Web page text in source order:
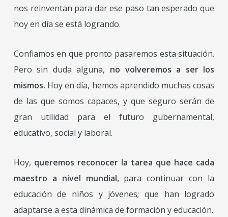
nos reinventan para dar ese paso tan esperado que
hoy en día se está logrando.
Confiamos en que pronto pasaremos esta situación.
Pero sin duda alguna, no volveremos a ser los
mismos. Hoy en día, hemos aprendido muchas cosas
de las que somos capaces, y que seguro serán de
gran utilidad para el futuro gubernamental,
educativo, social y laboral.
Hoy, queremos reconocer la tarea que hace cada
maestro a nivel mundial,para continuar con la
educación de niños y jóvenes; que han logrado
adaptarse a esta dinámica de formación y educación.